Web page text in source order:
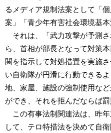
るメディア規制法案として「
案」「青少年有害社会環境基
それは、「武力攻撃が予測
ら、首相が部長となって対策
関を指示して対処措置を実施
い自衛隊が円滑に行動できる
地、家屋、施設の強制使用な
ができ、それを拒んだならば
この有事法制関連法は、昨
して、テロ特措法を決めて自